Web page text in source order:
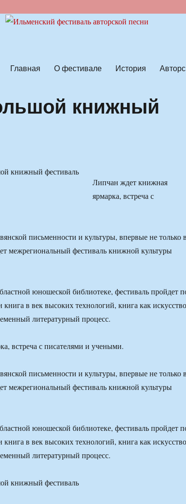
Главная О фестивале История
книжный
Липчан ждет книжная
ярмарка, встреча с
письменности и культуры, впервые не только
межрегиональный фестиваль книжной культуры
юношеской библиотеке, фестиваль пройдет
в век высоких технологий, книга как искусство
литературный процесс.
встреча с писателями и учеными.
письменности и культуры, впервые не только
межрегиональный фестиваль книжной культуры
юношеской библиотеке, фестиваль пройдет
в век высоких технологий, книга как искусство
литературный процесс.